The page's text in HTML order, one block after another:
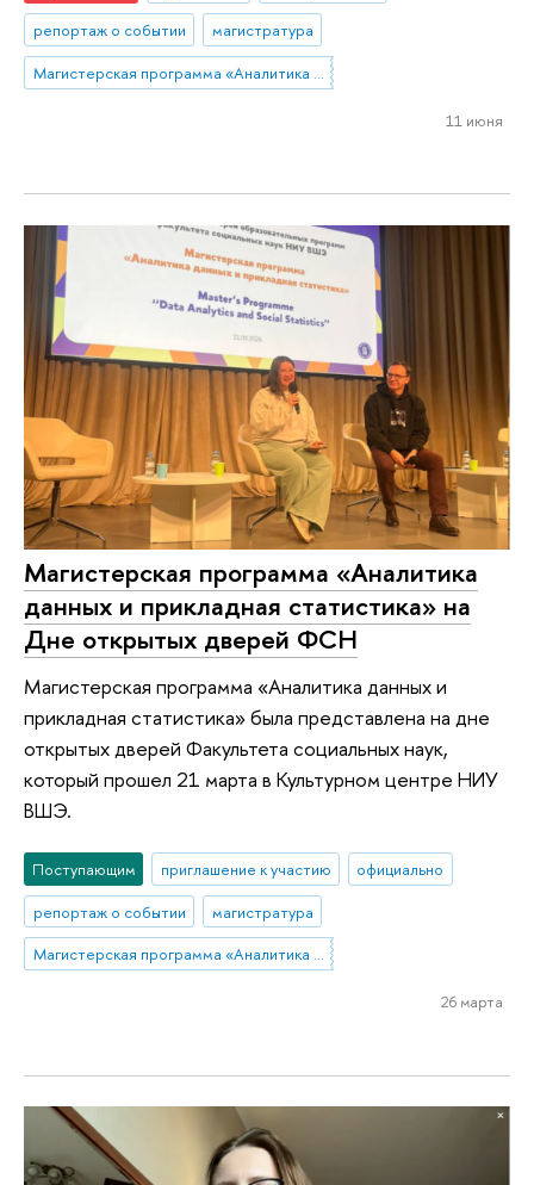
репортаж о событии
магистратура
Магистерская программа «Аналитика данных и прикладная статистика / Data Analytics and Social Statistics»
11 июня
Магистерская программа «Аналитика
данных и прикладная статистика» на
Дне открытых дверей ФСН
Магистерская программа «Аналитика данных и
прикладная статистика» была представлена на дне
открытых дверей Факультета социальных наук,
который прошел 21 марта в Культурном центре НИУ
ВШЭ.
Поступающим приглашение к участию
официально
репортаж о событии
магистратура
Магистерская программа «Аналитика данных и прикладная статистика / Data Analytics and Social Statistics»
26 марта